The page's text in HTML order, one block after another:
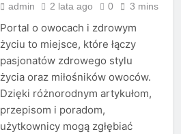
admin 2 lata ago 0 3 mins
Portal o owocach i zdrowym
życiu to miejsce, które łączy
pasjonatów zdrowego stylu
życia oraz miłośników owoców.
Dzięki różnorodnym artykułom,
przepisom i poradom,
użytkownicy mogą zgłębiać